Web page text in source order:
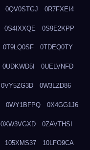
0QV0STGJ 0R7FXEI4
0S4IXXQE 0S9E2KPP
0T9LQ0SF 0TDEQ0TY
0UDKWD5I 0UELVNFD
0VY5ZG3D 0W3LZD86
0WY1BFPQ 0X4GG1J6
0XW3VGXD 0ZAVTHSI
105XMS37 10LFO9CA